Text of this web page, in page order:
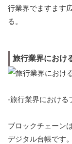
行業界でますます
る。
旅行業界におけ
-旅行業界における
ブロックチェーン
デジタル台帳です